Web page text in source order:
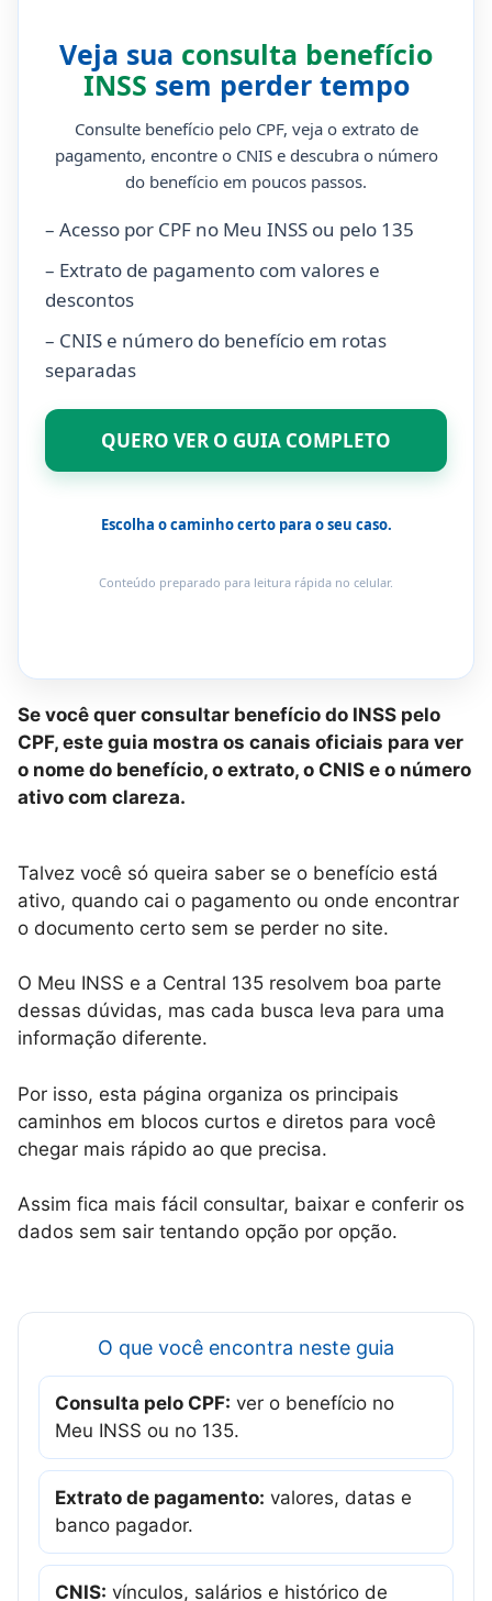
Veja sua consulta benefício
INSS sem perder tempo
Consulte benefício pelo CPF, veja o extrato de
pagamento, encontre o CNIS e descubra o número
do benefício em poucos passos.
– Acesso por CPF no Meu INSS ou pelo 135
– Extrato de pagamento com valores e
descontos
– CNIS e número do benefício em rotas
separadas
QUERO VER O GUIA COMPLETO
Escolha o caminho certo para o seu caso.
Conteúdo preparado para leitura rápida no celular.
Se você quer consultar benefício do INSS pelo
CPF, este guia mostra os canais oficiais para ver
o nome do benefício, o extrato, o CNIS e o número
ativo com clareza.
Talvez você só queira saber se o benefício está
ativo, quando cai o pagamento ou onde encontrar
o documento certo sem se perder no site.
O Meu INSS e a Central 135 resolvem boa parte
dessas dúvidas, mas cada busca leva para uma
informação diferente.
Por isso, esta página organiza os principais
caminhos em blocos curtos e diretos para você
chegar mais rápido ao que precisa.
Assim fica mais fácil consultar, baixar e conferir os
dados sem sair tentando opção por opção.
O que você encontra neste guia
Consulta pelo CPF: ver o benefício no
Meu INSS ou no 135.
Extrato de pagamento: valores, datas e
banco pagador.
CNIS: vínculos, salários e histórico de